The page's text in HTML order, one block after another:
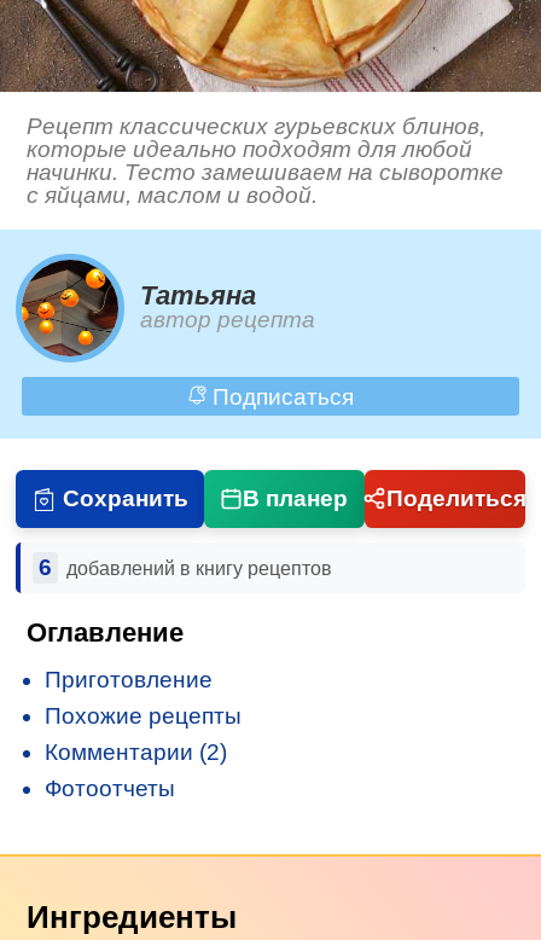
Рецепт классических гурьевских блинов,
которые идеально подходят для любой
начинки. Тесто замешиваем на сыворотке
с яйцами, маслом и водой.
Татьяна
автор рецепта
Подписаться
Сохранить В планер Поделиться
6 добавлений в книгу рецептов
Оглавление
Приготовление
Похожие рецепты
Комментарии (2)
Фотоотчеты
Ингредиенты